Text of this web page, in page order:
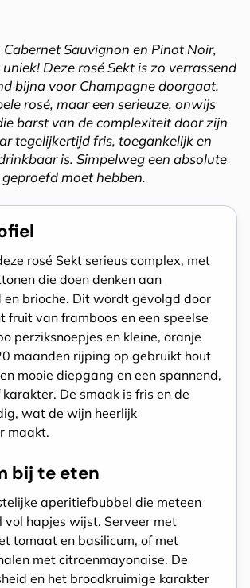
Cabernet Sauvignon en Pinot Noir,
Deze rosé Sekt is zo verrassend
bijna voor Champagne doorgaat.
rosé, maar een serieuze, onwijs
barst van de complexiteit door zijn
tegelijkertijd fris, toegankelijk en
is. Simpelweg een absolute
moet hebben.
rosé Sekt serieus complex, met
die doen denken aan
en brioche. Dit wordt gevolgd door
fruit van framboos en een speelse
perziksnoepjes en kleine, oranje
maanden rijping op gebruikt hout
mooie diepgang en een spannend,
De smaak is fris en de
wat de wijn heerlijk
maakt.
bij te eten
aperitiefbubbel die meteen
vol hapjes wijst. Serveer met
tomaat en basilicum, of met
met citroenmayonaise. De
en het broodkruimige karakter